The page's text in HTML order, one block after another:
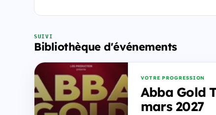
SUIVI
Bibliothèque d'événements
VOTRE PROGRESSION
Abba Gold
mars 2027